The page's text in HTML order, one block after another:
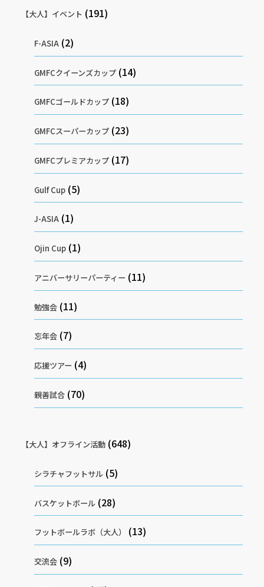
【大人】イベント (191)
F-ASIA (2)
GMFCクイーンズカップ (14)
GMFCゴールドカップ (18)
GMFCスーパーカップ (23)
GMFCプレミアカップ (17)
Gulf Cup (5)
J-ASIA (1)
Ojin Cup (1)
アニバーサリーパーティー (11)
勉強会 (11)
忘年会 (7)
応援ツアー (4)
親善試合 (70)
【大人】オフライン活動(648)
シラチャフットサル (5)
バスケットボール (28)
フットボールラボ（大人） (13)
交流会 (9)